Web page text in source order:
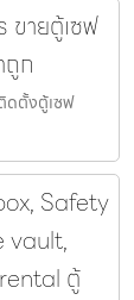
ขายตู้เซฟ
ก
ดตั้งตู้เซฟ
Safety
vault,
ตู้